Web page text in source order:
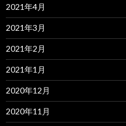
2021年4月
2021年3月
2021年2月
2021年1月
2020年12月
2020年11月